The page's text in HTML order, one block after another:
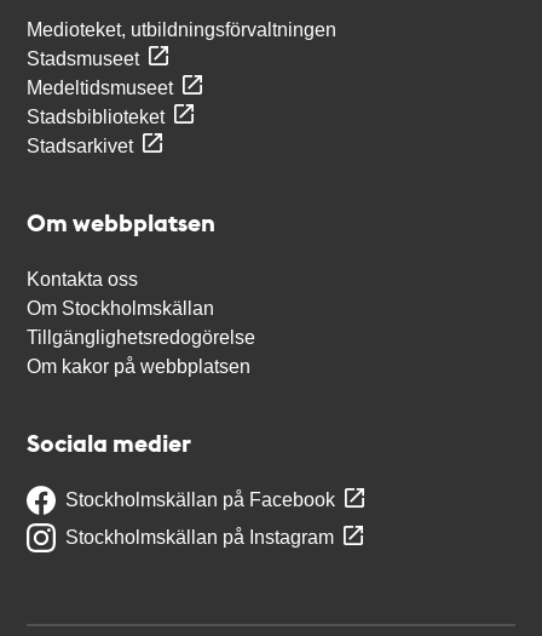
Medioteket, utbildningsförvaltningen
Stadsmuseet
Medeltidsmuseet
Stadsbiblioteket
Stadsarkivet
Om webbplatsen
Kontakta oss
Om Stockholmskällan
Tillgänglighetsredogörelse
Om kakor på webbplatsen
Sociala medier
Stockholmskällan på Facebook
Stockholmskällan på Instagram